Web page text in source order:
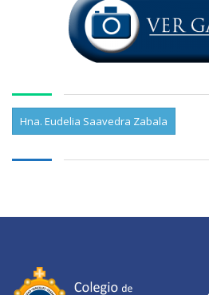
Hna. Eudelia Saavedra Zabala